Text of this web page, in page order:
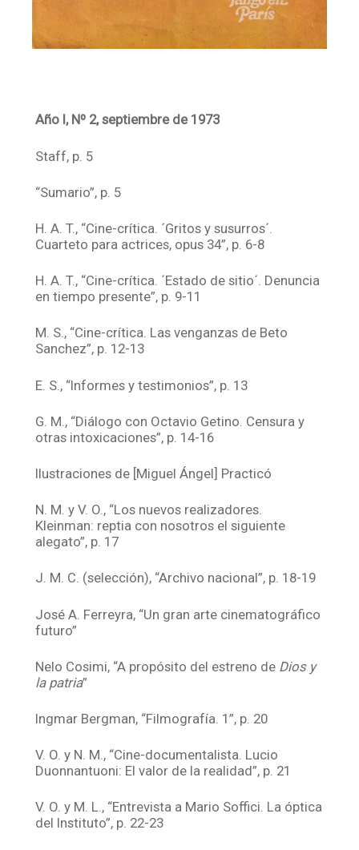
Año I, Nº 2, septiembrede 1973
Staff, p. 5
“Sumario”, p. 5
H. A. T., “Cine-crítica. ´Gritos y susurros´.
Cuarteto para actrices, opus 34”, p. 6-8
H. A. T., “Cine-crítica. ´Estado de sitio´. Denuncia
en tiempo presente”, p. 9-11
M. S., “Cine-crítica. Las venganzas de Beto
Sanchez”, p. 12-13
E. S., “Informes y testimonios”, p. 13
G. M., “Diálogo con Octavio Getino. Censura y
otras intoxicaciones”, p. 14-16
Ilustraciones de [Miguel Ángel] Practicó
N. M. y V. O., “Los nuevos realizadores.
Kleinman: reptia con nosotros el siguiente
alegato”, p. 17
J. M. C. (selección), “Archivo nacional”, p. 18-19
José A. Ferreyra, “Un gran arte cinematográfico
futuro”
Nelo Cosimi, “A propósito del estreno de Dios y
la patria”
Ingmar Bergman, “Filmografía. 1”, p. 20
V. O. y N. M., “Cine-documentalista. Lucio
Duonnantuoni: El valor de la realidad”, p. 21
V. O. y M. L., “Entrevista a Mario Soffici. La óptica
del Instituto”, p. 22-23